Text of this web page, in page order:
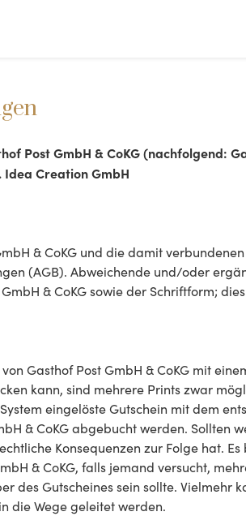
Post GmbH & CoKG (nachfolgend:
Creation GmbH
& CoKG und die damit
(AGB). Abweichende und/oder
& CoKG sowie der Schriftform;
Gasthof Post GmbH & CoKG mit
kann, sind mehrere Prints zwar
eingelöste Gutschein mit dem
& CoKG abgebucht werden.
Konsequenzen zur Folge hat.
& CoKG, falls jemand versucht,
des Gutscheines sein sollte. Vielmehr
die Wege geleitet werden.